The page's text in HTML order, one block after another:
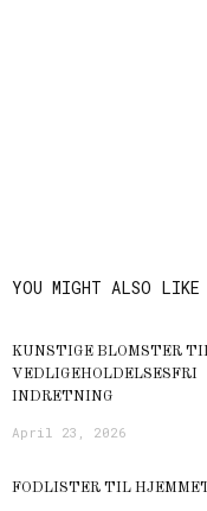
YOU MIGHT ALSO LIKE
KUNSTIGE BLOMSTER
VEDLIGEHOLDELSESFRI
INDRETNING
April 23, 2026
FODLISTER TIL